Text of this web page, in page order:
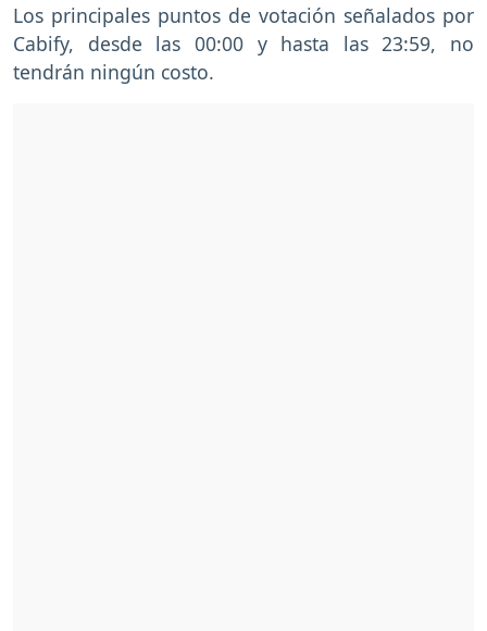
Los principales puntos de votación señalados por
Cabify, desde las 00:00 y hasta las 23:59, no
tendrán ningún costo.